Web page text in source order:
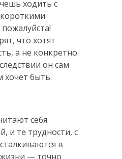
ходить с
что хотят
а не конкретно
он сам
хочет быть.
себя
и те трудности, с
в
— точно